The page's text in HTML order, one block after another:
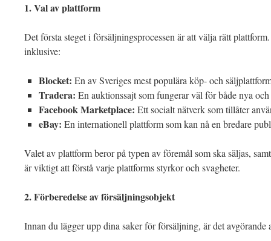
1. Val av plattform
Det första steget i försäljningsprocessen är att välja rätt
inklusive:
Blocket: En av Sveriges mest populära köp- och
Tradera: En auktionssajt som fungerar väl för både nya
Facebook Marketplace: Ett socialt nätverk som tillåter
eBay: En internationell plattform som kan nå en bredare
Valet av plattform beror på typen av föremål som ska säljas,
är viktigt att förstå varje plattforms styrkor och svagheter.
2. Förberedelse av försäljningsobjekt
Innan du lägger upp dina saker för försäljning, är det avgörande